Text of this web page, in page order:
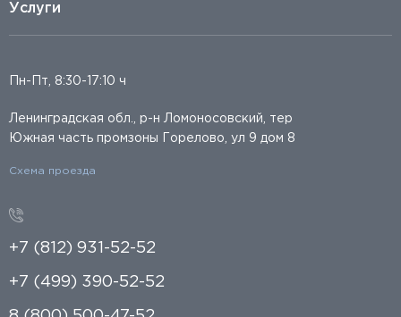
Услуги
Пн-Пт, 8:30-17:10 ч
Ленинградская обл., р-н Ломоносовский, тер
Южная часть промзоны Горелово, ул 9 дом 8
Схема проезда
+7 (812) 931-52-52
+7 (499) 390-52-52